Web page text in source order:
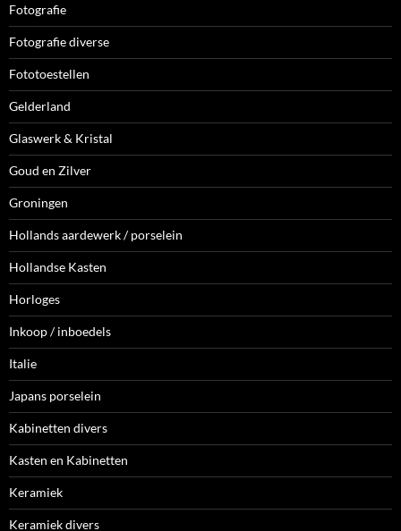
Fotografie
Fotografie diverse
Fototoestellen
Gelderland
Glaswerk & Kristal
Goud en Zilver
Groningen
Hollands aardewerk / porselein
Hollandse Kasten
Horloges
Inkoop / inboedels
Italie
Japans porselein
Kabinetten divers
Kasten en Kabinetten
Keramiek
Keramiek divers